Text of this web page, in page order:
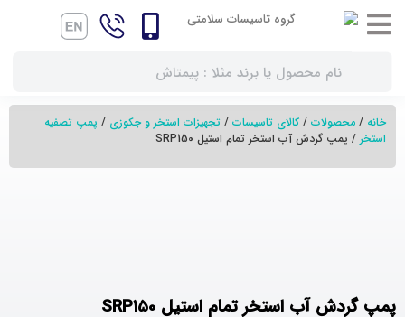
خانه / محصولات / کالای تاسیسات / تجهیزات استخر و جکوزی / پمپ تصفیه
استخر / پمپ گردش آب استخر تمام استیل SRP150
پمپ گردش آب استخر تمام استیل SRP150